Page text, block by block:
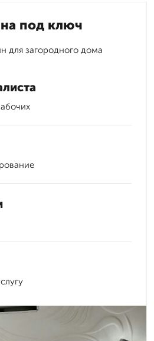
под ключ
для загородного дома